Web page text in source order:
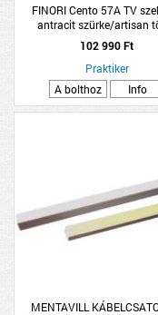
FINORI Cento 57A TV
antracit szürke/artisan
198x61x34,5cm
102 990 Ft
Praktiker
A bolthoz
Info
MENTAVILL